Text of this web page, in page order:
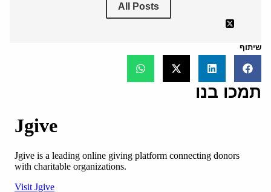
All Posts
שיתוף
תמכו בנו